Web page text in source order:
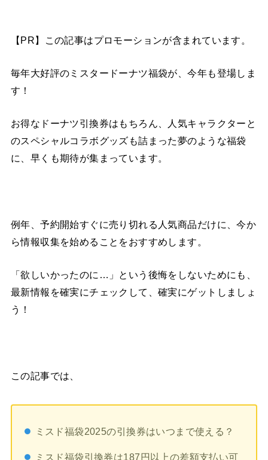
【PR】この記事はプロモーションが含まれています。
毎年大好評のミスタードーナツ福袋が、今年も登場しま
す！
お得なドーナツ引換券はもちろん、人気キャラクターと
のスペシャルコラボグッズも詰まった夢のような福袋
に、早くも期待が集まっています。
例年、予約開始すぐに売り切れる人気商品だけに、今か
ら情報収集を始めることをおすすめします。
「欲しいかったのに…」という後悔をしないためにも、
最新情報を確実にチェックして、確実にゲットしましょ
う！
この記事では、
ミスド福袋2025の引換券はいつまで使える？
ミスド福袋引換券は187円以上の差額支払い可